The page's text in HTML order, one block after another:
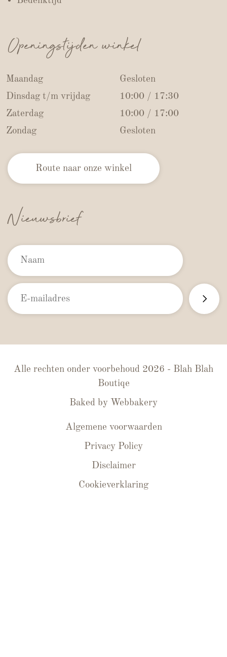
Openingstijden winkel
Maandag
Gesloten
Dinsdag t/m vrijdag
10:00 / 17:30
Zaterdag
10:00 / 17:00
Zondag
Gesloten
Route naar onze winkel
Nieuwsbrief
Alle rechten onder voorbehoud 2026 - Blah Blah
Boutiqe
Baked by Webbakery
Algemene voorwaarden
Privacy Policy
Disclaimer
Cookieverklaring